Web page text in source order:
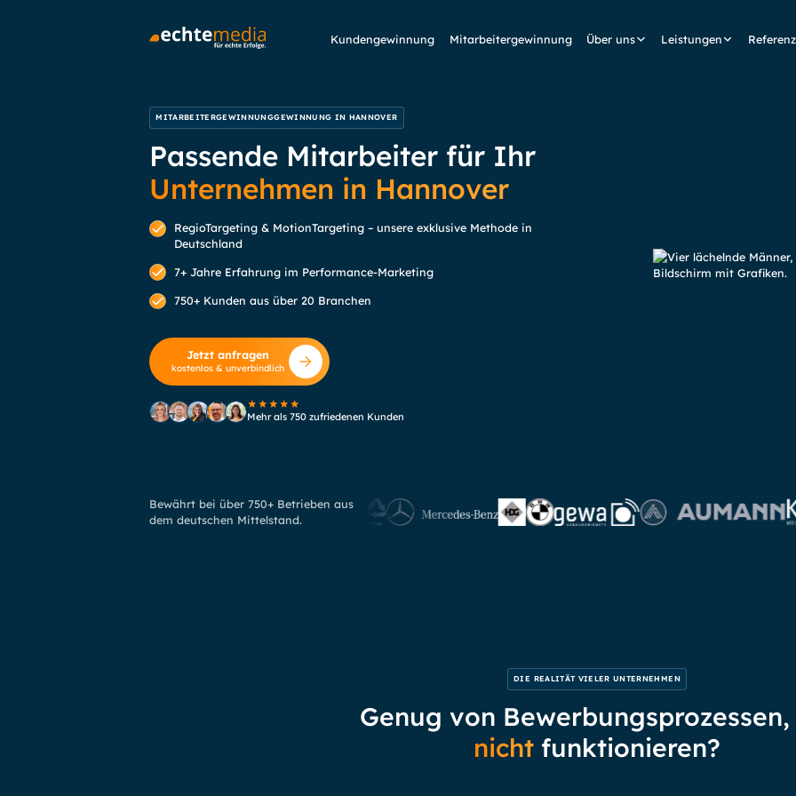
Kundengewinnung Mitarbeitergewinnung Über uns Leistungen
MITARBEITERGEWINNUNGGEWINNUNG IN HANNOVER
Passende Mitarbeiter für Ihr
Unternehmen in Hannover
RegioTargeting & MotionTargeting – unsere exklusive Methode in
Deutschland
7+ Jahre Erfahrung im Performance-Marketing
750+ Kunden aus über 20 Branchen
Jetzt anfragen
kostenlos & unverbindlich
Mehr als 750 zufriedenen Kunden
Bewährt bei über 750+ Betrieben aus
dem deutschen Mittelstand.
DIE REALITÄT VIELER UNTERNEHMEN
Genug von
nicht funktionieren?